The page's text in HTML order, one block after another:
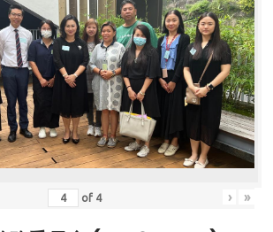
of 4 › »